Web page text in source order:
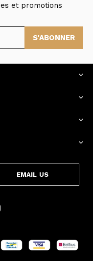
et promotions
S'ABONNER
EMAIL US